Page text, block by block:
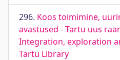
296. Koos toimimine,
avastused - Tartu uus
Integration, exploration
Tartu Library